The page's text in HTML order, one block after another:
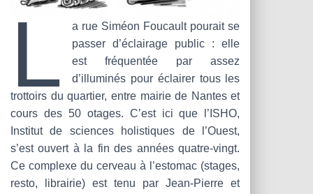
L
a rue Siméon Foucault pourait se
passer d’éclairage public : elle
est fréquentée par assez
d’illuminés pour éclairer tous les
trottoirs du quartier, entre mairie de Nantes et
cours des 50 otages. C’est ici que l’ISHO,
Institut de sciences holistiques de l’Ouest,
s’est ouvert à la fin des années quatre-vingt.
Ce complexe du cerveau à l’estomac (stages,
resto, librairie) est tenu par Jean-Pierre et